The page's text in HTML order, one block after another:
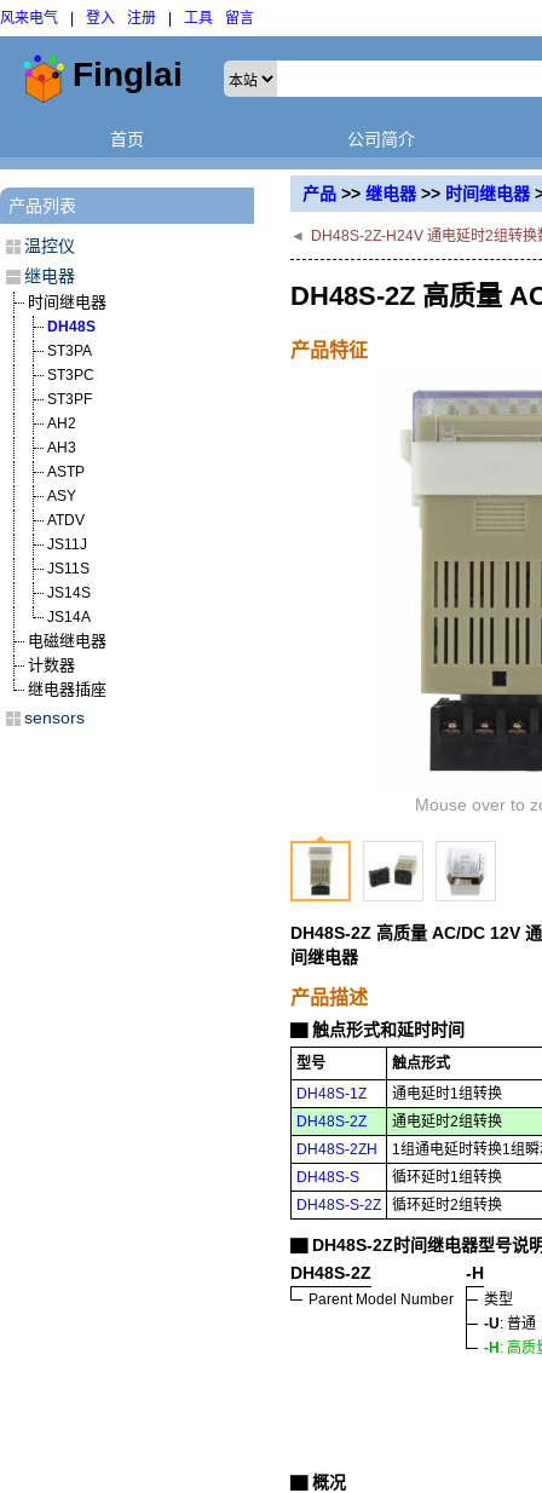
风来电气 登入 注册 工具 留言
首页 公司简介
产品 >> 继电器>> 时间继电器
◄ DH48S-2Z-H24V 通电延时2组转换
DH48S-2Z 高质量
产品特征
Mouse over to
DH48S-2Z 高质量 AC/DC 12V
间继电器
产品描述
触点形式和延时时间
型号
触点形式
DH48S-1Z
通电延时1组转换
DH48S-2Z
通电延时2组转换
DH48S-2ZH
1组通电延时转换1组
DH48S-S
循环延时1组转换
DH48S-S-2Z
循环延时2组转换
DH48S-2Z时间继电器型号说
DH48S-2Z
Parent Model Number
-H
类型
-U: 普通
-H : 高质
概况
产品列表
温控仪
继电器
时间继电器
DH48S
ST3PA
ST3PC
ST3PF
AH2
AH3
ASTP
ASY
ATDV
JS11J
JS11S
JS14S
JS14A
电磁继电器
计数器
继电器插座
sensors